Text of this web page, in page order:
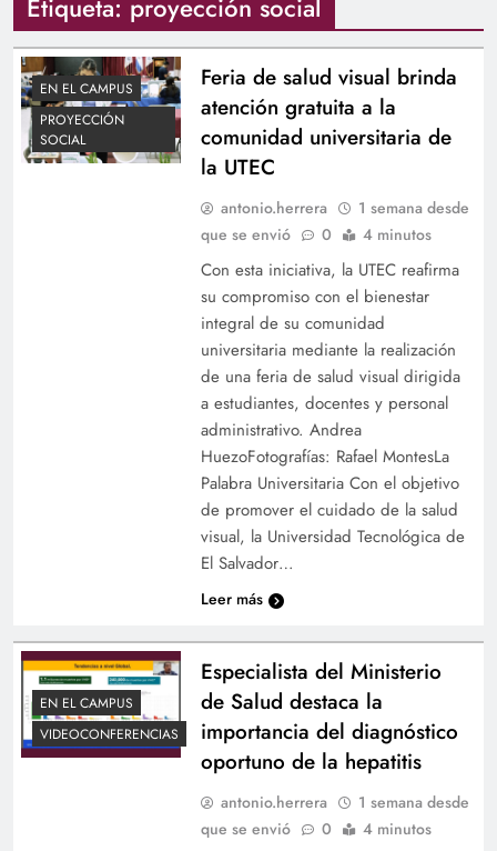
Etiqueta: proyección social
EN EL CAMPUS
PROYECCIÓN
SOCIAL
Feria de salud visual brinda
atención gratuita a la
comunidad universitaria de
la UTEC
antonio.herrera
1 semana desde
que se envió
0 4 minutos
Con esta iniciativa, la UTEC reafirma
su compromiso con el bienestar
integral de su comunidad
universitaria mediante la realización
de una feria de salud visual dirigida
a estudiantes, docentes y personal
administrativo. Andrea
HuezoFotografías: Rafael MontesLa
Palabra Universitaria Con el objetivo
de promover el cuidado de la salud
visual, la Universidad Tecnológica de
El Salvador…
Leer más
EN EL CAMPUS
VIDEOCONFERENCIAS
Especialista del Ministerio
de Salud destaca la
importancia del diagnóstico
oportuno de la hepatitis
antonio.herrera
1 semana desde
que se envió
0 4 minutos